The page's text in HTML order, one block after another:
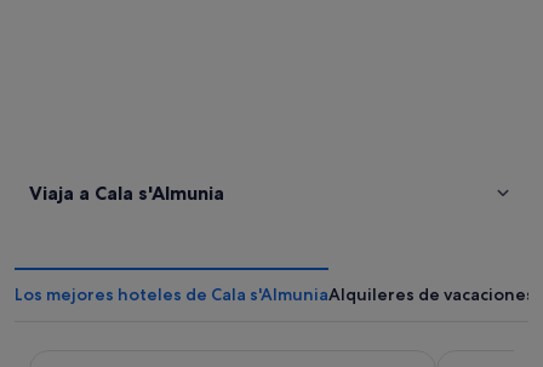
Viaja a Cala s'Almunia
Los mejores hoteles de Cala s'AlmuniaAlquileres de vacaciones